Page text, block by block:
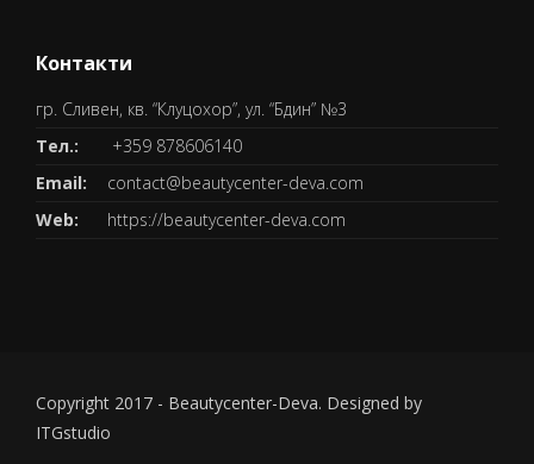
Контакти
гр. Сливен, кв. “Клуцохор”, ул. “Бдин” №3
Тел.:
+359 878606140
Email:
contact@beautycenter-deva.com
Web:
https://beautycenter-deva.com
Copyright 2017 - Beautycenter-Deva. Designed by
ITGstudio